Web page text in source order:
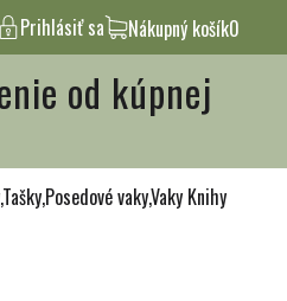
Prihlásiť sa Nákupný košík0
od kúpnej
vaky,Vaky Knihy